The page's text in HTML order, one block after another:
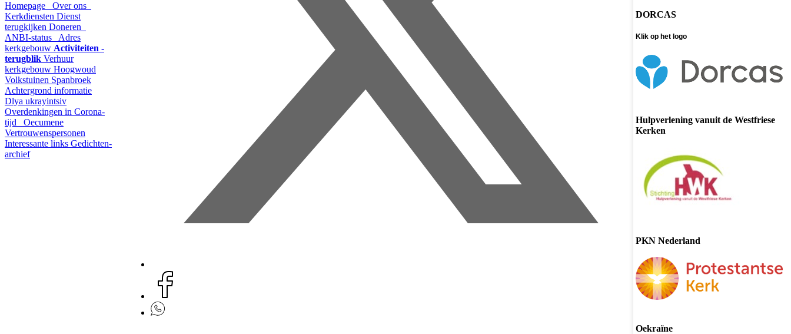
Homepage
Over ons
Kerkdiensten Dienst
terugkijken Doneren
ANBI-status
Adres
kerkgebouw Activiteiten -
terugblik Verhuur
kerkgebouw Hoogwoud
Volkstuinen Spanbroek
Achtergrond informatie
Dlya ukrayintsiv
Overdenkingen in Corona-
tijd
Oecumene
Vertrouwenspersonen
Interessante links Gedichten-
archief
DORCAS
Klik op het logo
Hulpverlening vanuit de Westfriese
Kerken
PKN Nederland
Oekraïne